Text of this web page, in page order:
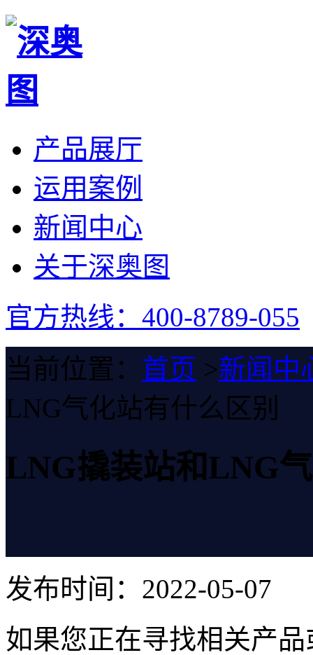
产品展厅
运用案例
新闻中心
关于深奥图
官方热线：400-8789-055
当前位置： 首页 >新闻中
LNG气化站有什么区别
LNG撬装站和LNG
发布时间：2022-05-07
如果您正在寻找相关产